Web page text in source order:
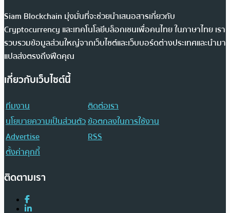
Siam Blockchain มุ่งมั่นที่จะช่วยนำเสนอสารเกี่ยวกับ
Cryptocurrency และเทคโนโลยีบล็อกเชนเพื่อคนไทย ในภาษาไทย เรา
รวบรวมข้อมูลส่วนใหญ่จากเว็บไซต์และเว็บบอร์ดต่างประเทศและนำมา
แปลส่งตรงถึงฟีดคุณ
เกี่ยวกับเว็บไซต์นี้
ทีมงาน
ติดต่อเรา
นโยบายความเป็นส่วนตัวข้อตกลงในการใช้งาน
Advertise
RSS
ตั้งค่าคุกกี้
ติดตามเรา